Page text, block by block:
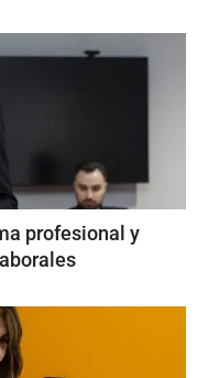
profesional y